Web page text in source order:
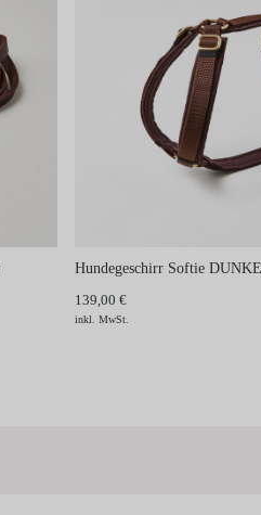
Hundegeschirr Softie
139,00 €
inkl. MwSt.